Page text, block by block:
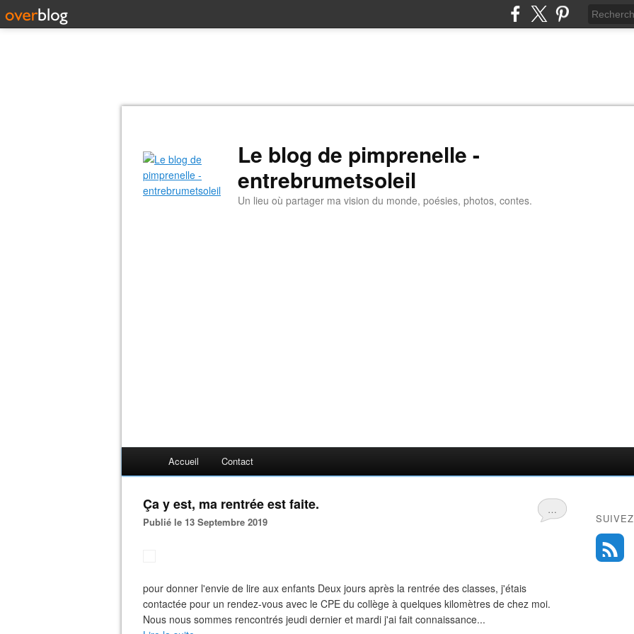
Le blog de pimprenelle -
entrebrumetsoleil
Un lieu où partager ma vision du monde, poésies, photos, contes.
Accueil Contact
…
Ça y est, ma rentrée est faite.
Publié le 13 Septembre 2019
pour donner l'envie de lire aux enfants Deux jours après la rentrée des classes, j'étais
contactée pour un rendez-vous avec le CPE du collège à quelques kilomètres de chez moi.
Nous nous sommes rencontrés jeudi dernier et mardi j'ai fait connaissance...